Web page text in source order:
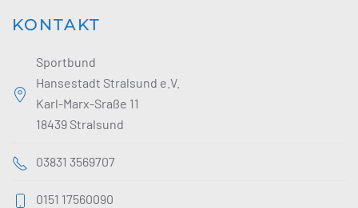
KONTAKT
Sportbund
Hansestadt Stralsund e.V.
Karl-Marx-Sraße 11
18439 Stralsund
03831 3569707
0151 17560090